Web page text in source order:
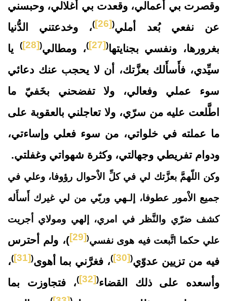
وقصرت بي أعمالي، وقعدت بي أغلالي، وحبسني
عن نفعي بُعد أملي(
[26]
)، وخدعتني الدُّنيا
بغرورها، ونفسي بجنايتها(
[27]
)، ومطالي(
[28]
)
يا
سيِّدي، فأَسأَلك بعزَّتك، أن لا يحجب عنك دعائي
سوء عملي وفعالي، ولا تفضحني بخَفيّ ما
اطَّلعت عليه من سرّي، ولا تعاجلني بالعقوبة على
ما عملته في خلواتي، من سوء فعلي وإساءتي،
ودوام تفريطي وجهالتي، وكثرة شهواتي وغفلتي.
وكن اللّهمَّ بعزَّتك لي في كلِّ الاْحوال رؤوفا، وعلي في
جميع الاْمور عطوفا، إلـهي وربّي من لي غيرك أَسأَله
كشف ضرّي والنَّظر في امري، إلهي ومولاي أجريت
علي حكما اتَّبعت فيه هوى نفسي(
[29])، ولم أحترس
فيه من تزيين عدوّي(
[30]
)، فغرَّني بما أهوى(
[31]
)،
وأسعده على ذلك القضاء(
[32]
)، فتجاوزت بما